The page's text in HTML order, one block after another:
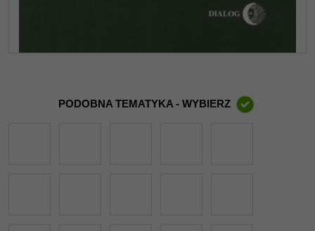
PODOBNA TEMATYKA - WYBIERZ